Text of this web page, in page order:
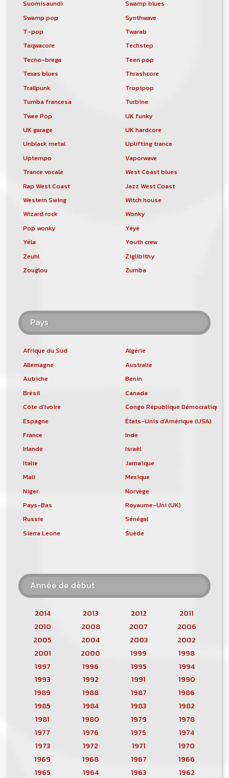
Suomisaundi
Swamp blues
Swamp pop
Synthwave
T-pop
Twarab
Taqwacore
Techstep
Tecno-brega
Teen pop
Texas blues
Thrashcore
Trallpunk
Tropipop
Tumba francesa
Turbine
Twee Pop
UK funky
UK garage
UK hardcore
Unblack metal
Uplifting trance
Uptempo
Vaporwave
Trance vocale
West Coast blues
Rap West Coast
Jazz West Coast
Western Swing
Witch house
Wizard rock
Wonky
Pop wonky
Yéyé
Yéla
Youth crew
Zeuhl
Ziglibithy
Zouglou
Zumba
Pays
Afrique du Sud
Algérie
Allemagne
Australie
Autriche
Benin
Brésil
Canada
Côte d'Ivoire
Congo République Démocratique
Espagne
États-Unis d'Amérique (USA)
France
Inde
Irlande
Israël
Italie
Jamaïque
Mali
Mexique
Niger
Norvège
Pays-Bas
Royaume-Uni (UK)
Russie
Sénégal
Sierra Leone
Suède
Année de début
2014 2013 2012
2011
2010
2008 2007
2006
2005
2004 2003
2002
2001
2000 1999
1998
1997
1996 1995
1994
1993
1992 1991
1990
1989
1988 1987
1986
1985
1984 1983
1982
1981
1980 1979
1978
1977
1976 1975
1974
1973
1972 1971
1970
1969
1968 1967
1966
1965
1964 1963
1962